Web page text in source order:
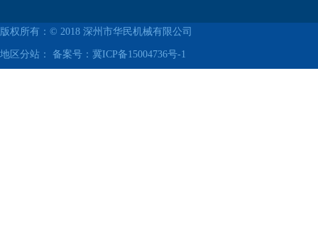
版权所有：© 2018 深州市华民机械有限公司
地区分站： 备案号： 冀ICP备15004736号-1